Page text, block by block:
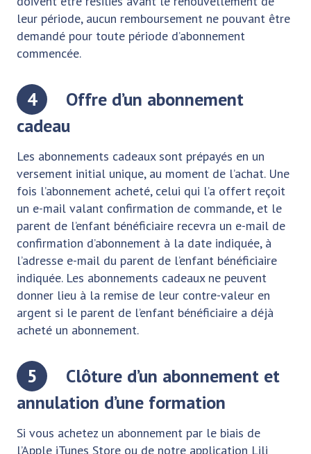
leur période, aucun remboursement ne pouvant être
demandé pour toute période d’abonnement
commencée.
4
Offre d’un abonnement
cadeau
Les abonnements cadeaux sont prépayés en un
versement initial unique, au moment de l’achat. Une
fois l’abonnement acheté, celui qui l’a offert reçoit
un e-mail valant confirmation de commande, et le
parent de l’enfant bénéficiaire recevra un e-mail de
confirmation d’abonnement à la date indiquée, à
l’adresse e-mail du parent de l’enfant bénéficiaire
indiquée. Les abonnements cadeaux ne peuvent
donner lieu à la remise de leur contre-valeur en
argent si le parent de l’enfant bénéficiaire a déjà
acheté un abonnement.
5
Clôture d’un abonnement et
annulation d’une formation
Si vous achetez un abonnement par le biais de
l’Apple iTunes Store ou de notre application Lili